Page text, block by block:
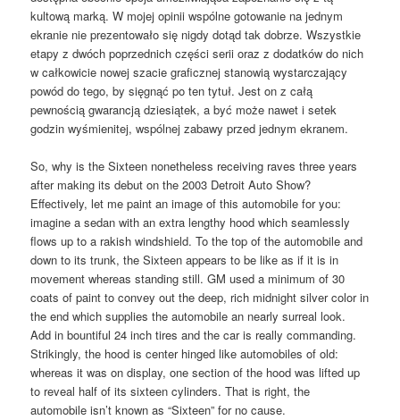
kultową marką. W mojej opinii wspólne gotowanie na jednym
ekranie nie prezentowało się nigdy dotąd tak dobrze. Wszystkie
etapy z dwóch poprzednich części serii oraz z dodatków do nich
w całkowicie nowej szacie graficznej stanowią wystarczający
powód do tego, by sięgnąć po ten tytuł. Jest on z całą
pewnością gwarancją dziesiątek, a być może nawet i setek
godzin wyśmienitej, wspólnej zabawy przed jednym ekranem.
So, why is the Sixteen nonetheless receiving raves three years
after making its debut on the 2003 Detroit Auto Show?
Effectively, let me paint an image of this automobile for you:
imagine a sedan with an extra lengthy hood which seamlessly
flows up to a rakish windshield. To the top of the automobile and
down to its trunk, the Sixteen appears to be like as if it is in
movement whereas standing still. GM used a minimum of 30
coats of paint to convey out the deep, rich midnight silver color in
the end which supplies the automobile an nearly surreal look.
Add in bountiful 24 inch tires and the car is really commanding.
Strikingly, the hood is center hinged like automobiles of old:
whereas it was on display, one section of the hood was lifted up
to reveal half of its sixteen cylinders. That is right, the
automobile isn’t known as “Sixteen” for no cause.